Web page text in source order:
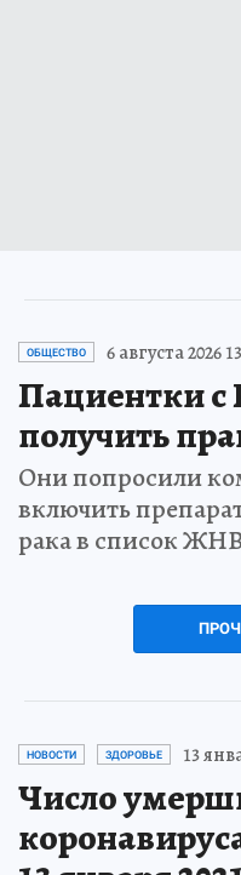
ОБЩЕСТВО 6 августа 2026
Пациентки
получить
Они попросили
включить
рака в список
НОВОСТИ ЗДОРОВЬЕ 13
Число